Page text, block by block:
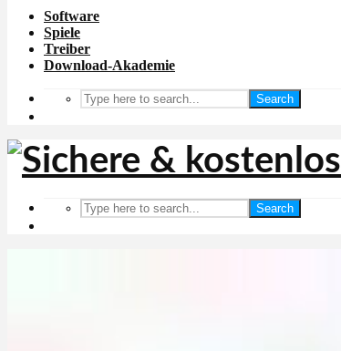
Software
Spiele
Treiber
Download-Akademie
Search
Search